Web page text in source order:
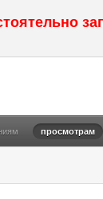
просмотрам